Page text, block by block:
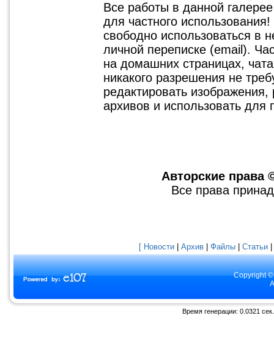
Все работы в данной
для частного
свободно использоваться в
личной переписке (email).
на домашних страницах,
никакого разрешения не
редактировать изображения,
архивов и использовать для
Авторские права
Все права
[ Новости Архив Файлы Статьи
Copyright
Время генерации: 0.0321